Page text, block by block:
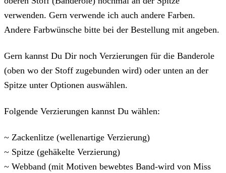
verwenden. Gern verwende ich auch andere Farben.
Andere Farbwünsche bitte bei der Bestellung mit angeben.
Gern kannst Du Dir noch Verzierungen für die Banderole
(oben wo der Stoff zugebunden wird) oder unten an der
Spitze unter Optionen auswählen.
Folgende Verzierungen kannst Du wählen:
~ Zackenlitze (wellenartige Verzierung)
~ Spitze (gehäkelte Verzierung)
~ Webband (mit Motiven bewebtes Band-wird von Miss